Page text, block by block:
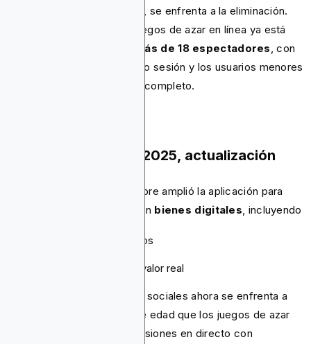
incluso de sitios aprobados, se enfrenta a la eliminación.
Todo el contenido sobre juegos de azar en línea ya está
restringida por edad a más de 18 espectadores, con
los usuarios que han cerrado sesión y los usuarios menores
de 18 años bloqueados por completo.
17 de noviembre de 2025, actualización
La actualización de noviembre amplió la aplicación para
cubrir los juegos de azar con bienes digitales, incluyendo
Máscaras de videojuegos
Monedas virtuales con valor real
El contenido de los casinos sociales ahora se enfrenta a
las mismas restricciones de edad que los juegos de azar
con dinero real. Las transmisiones en directo con